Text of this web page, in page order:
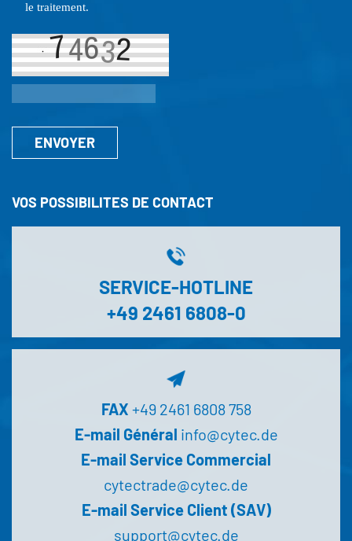
VOS POSSIBILITES DE CONTACT
SERVICE-HOTLINE
+49 2461 6808-0
FAX +49 2461 6808 758
E-mail Général info@cytec.de
E-mail Service Commercial
cytectrade@cytec.de
E-mail Service Client (SAV)
support@cytec.de
le traitement.
ENVOYER